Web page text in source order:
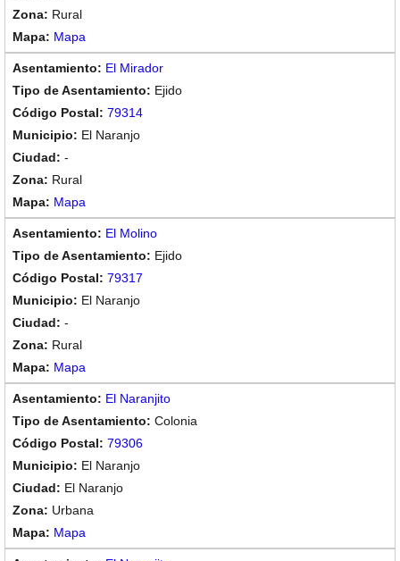
Rural
Mapa
El Mirador
Ejido
79314
El Naranjo
-
Rural
Mapa
El Molino
Ejido
79317
El Naranjo
-
Rural
Mapa
El Naranjito
Colonia
79306
El Naranjo
El Naranjo
Urbana
Mapa